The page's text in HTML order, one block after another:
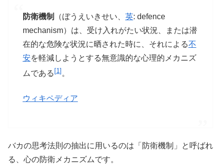
防衛機制 （ぼうえいきせい、 英: defence
mechanism）は、受け入れがたい状況、または潜
在的な危険な状況に晒された時に、それによる不
安を軽減しようとする無意識的な心理的メカニズ
ムである [1] 。
ウィキペディア
バカの思考法則の抽出に用いるのは「防衛機制」と呼ばれ
る、心の防衛メカニズムです。